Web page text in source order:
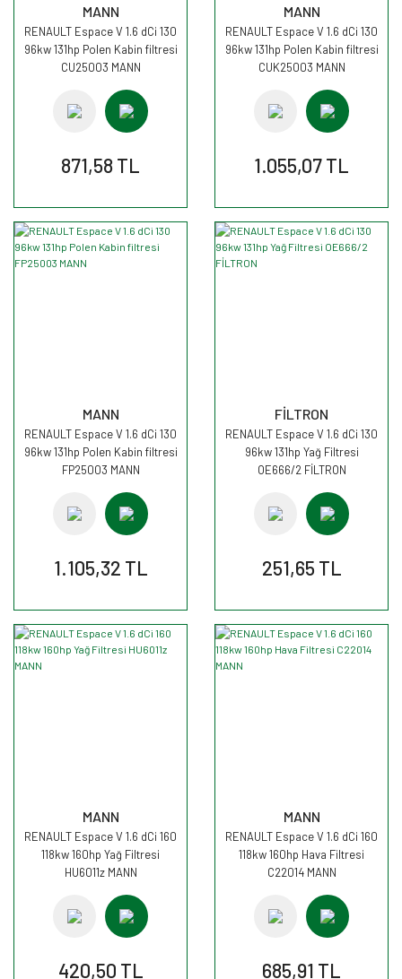
MANN
RENAULT Espace V 1.6 dCi 130
96kw 131hp Polen Kabin filtresi
CU25003 MANN
871,58 TL
MANN
RENAULT Espace V 1.6 dCi 130
96kw 131hp Polen Kabin filtresi
CUK25003 MANN
1.055,07 TL
MANN
RENAULT Espace V 1.6 dCi 130
96kw 131hp Polen Kabin filtresi
FP25003 MANN
1.105,32 TL
FİLTRON
RENAULT Espace V 1.6 dCi 130
96kw 131hp Yağ Filtresi
OE666/2 FİLTRON
251,65 TL
MANN
RENAULT Espace V 1.6 dCi 160
118kw 160hp Yağ Filtresi
HU6011z MANN
420,50 TL
MANN
RENAULT Espace V 1.6 dCi 160
118kw 160hp Hava Filtresi
C22014 MANN
685,91 TL